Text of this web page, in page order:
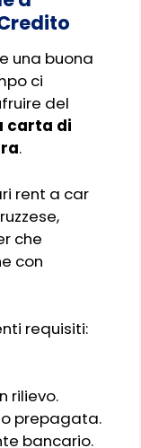
una buona
ci
del
carta di
.
rent a car
che
con
requisiti:
rilievo.
prepagata.
bancario.